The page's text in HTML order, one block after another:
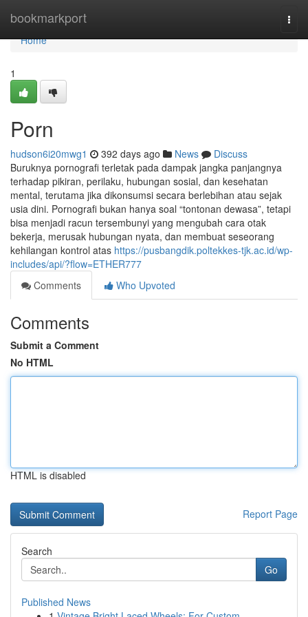
bookmarkport
Home
Home
1
Porn
hudson6i20mwg1 392 days ago News
Discuss
Buruknya pornografi terletak pada dampak jangka panjangnya
terhadap pikiran, perilaku, hubungan sosial, dan kesehatan
mental, terutama jika dikonsumsi secara berlebihan atau sejak
usia dini. Pornografi bukan hanya soal “tontonan dewasa”, tetapi
bisa menjadi racun tersembunyi yang mengubah cara otak
bekerja, merusak hubungan nyata, dan membuat seseorang
kehilangan kontrol atas https://pusbangdik.poltekkes-tjk.ac.id/wp-
includes/api/?flow=ETHER777
Comments
Who Upvoted
Comments
Submit a Comment
No HTML
HTML is disabled
Report Page
Search
Go
Published News